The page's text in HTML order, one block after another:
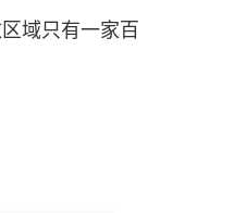
域只有一家百